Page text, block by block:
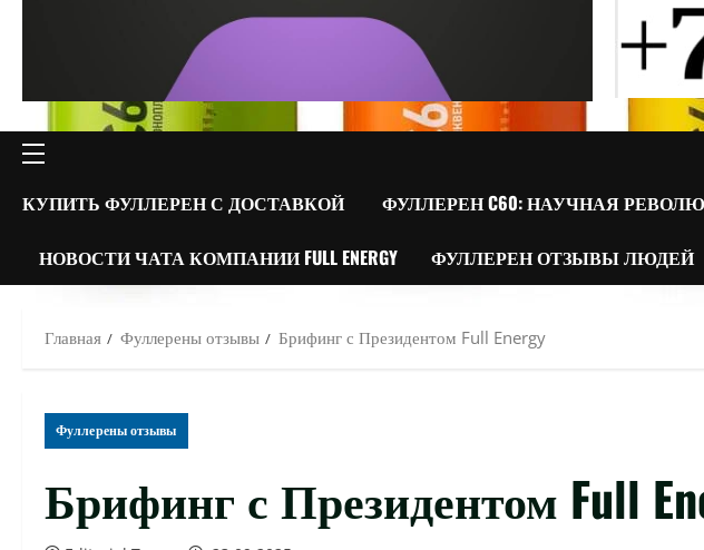
ОСНОВНОЕ
МЕНЮ
КУПИТЬ ФУЛЛЕРЕН С ДОСТАВКОЙ ФУЛЛЕРЕН C60: НАУЧНАЯ
НОВОСТИ ЧАТА КОМПАНИИ FULL ENERGY ФУЛЛЕРЕН ОТЗЫВЫ ЛЮДЕЙ
Главная Фуллерены отзывы Брифинг с Президентом Full Energy
Фуллерены отзывы
Брифинг с Президентом Full